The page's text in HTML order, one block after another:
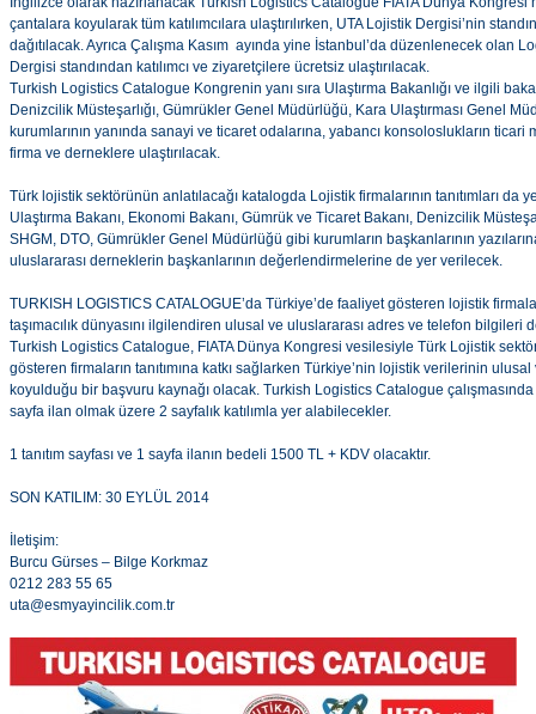
çantalara koyularak tüm katılımcılara ulaştırılırken, UTA Lojistik Dergisi’nin
dağıtılacak. Ayrıca Çalışma Kasım ayında yine İstanbul’da düzenlenecek olan
Dergisi standından katılımcı ve ziyaretçilere ücretsiz ulaştırılacak.
Turkish Logistics Catalogue Kongrenin yanı sıra Ulaştırma Bakanlığı ve ilgili
Denizcilik Müsteşarlığı, Gümrükler Genel Müdürlüğü, Kara Ulaştırması Genel
kurumlarının yanında sanayi ve ticaret odalarına, yabancı konsoloslukların
firma ve derneklere ulaştırılacak.
Türk lojistik sektörünün anlatılacağı katalogda Lojistik firmalarının tanıtımları da
Ulaştırma Bakanı, Ekonomi Bakanı, Gümrük ve Ticaret Bakanı, Denizcilik
SHGM, DTO, Gümrükler Genel Müdürlüğü gibi kurumların başkanlarının
uluslararası derneklerin başkanlarının değerlendirmelerine de yer verilecek.
TURKISH LOGISTICS CATALOGUE’da Türkiye’de faaliyet gösteren lojistik
taşımacılık dünyasını ilgilendiren ulusal ve uluslararası adres ve telefon bilgileri
Turkish Logistics Catalogue, FIATA Dünya Kongresi vesilesiyle Türk Lojistik
gösteren firmaların tanıtımına katkı sağlarken Türkiye’nin lojistik verilerinin
koyulduğu bir başvuru kaynağı olacak. Turkish Logistics Catalogue çalışmasında
sayfa ilan olmak üzere 2 sayfalık katılımla yer alabilecekler.
1 tanıtım sayfası ve 1 sayfa ilanın bedeli 1500 TL + KDV olacaktır.
SON KATILIM: 30 EYLÜL 2014
İletişim:
Burcu Gürses – Bilge Korkmaz
0212 283 55 65
uta@esmyayincilik.com.tr